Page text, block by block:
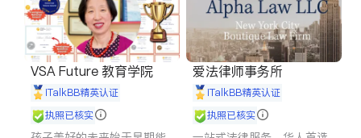
VSA Future 教育学院
iTalkBB精英认证
执照已核实
爱法律师事务所
iTalkBB精英认证
执照已核实